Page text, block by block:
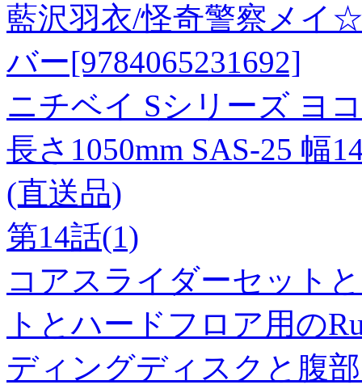
藍沢羽衣/怪奇警察メイ
バー[9784065231692]
ニチベイ Sシリーズ ヨ
長さ1050mm SAS-25 幅
(直送品)
第14話(1)
コアスライダーセット
トとハードフロア用の
ディングディスクと腹